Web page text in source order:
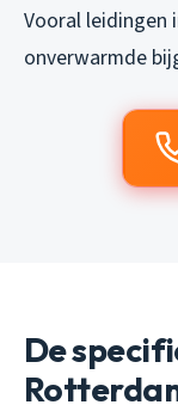
Vooral leidingen
onverwarmde
De